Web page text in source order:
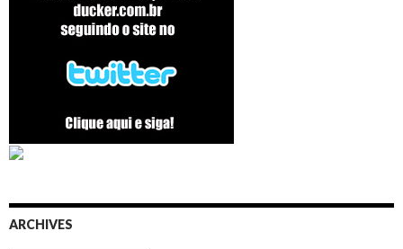
ARCHIVES